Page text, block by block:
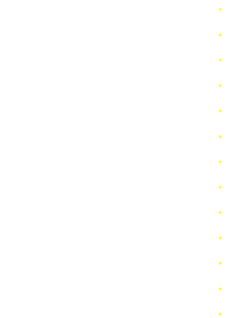
・
・
・
・
・
・
・
・
・
・
・
・
・